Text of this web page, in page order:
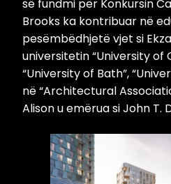
së fundmi për Konkursin
Brooks ka kontribuar në
pesëmbëdhjetë vjet si
universitetin “University of
“University of Bath”,
në “Architectural
Alison u emërua si John T.